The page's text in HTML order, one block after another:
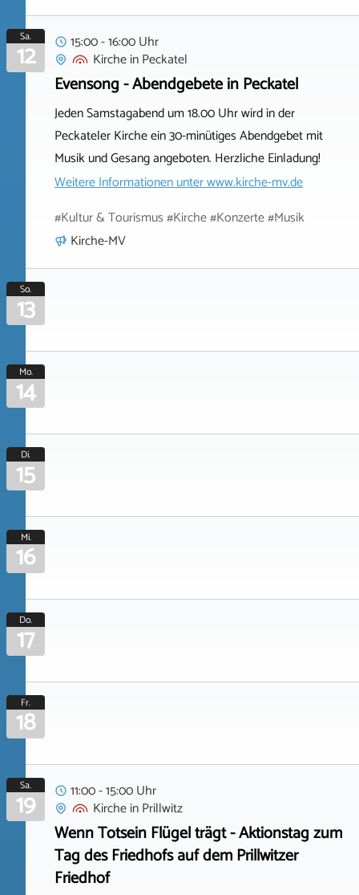
Sa.
12
15:00 - 16:00 Uhr
KircheinPeckatel
Evensong - Abendgebete in Peckatel
Jeden Samstagabend um 18.00 Uhr wird in der
Peckateler Kirche ein 30-minütiges Abendgebet mit
Musik und Gesang angeboten. Herzliche Einladung!
Weitere Informationen unterwww.kirche-mv.de
#Kultur & Tourismus #Kirche #Konzerte #Musik
Kirche-MV
So.
13
Mo.
14
Di.
15
Mi.
16
Do.
17
Fr.
18
Sa.
19
11:00 - 15:00 Uhr
KircheinPrillwitz
Wenn Totsein Flügel trägt - Aktionstag zum
Tag des Friedhofs auf dem Prillwitzer
Friedhof